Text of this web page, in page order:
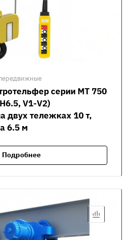
серии MT 750
V1-V2)
двух тележках 10 т,
6.5 м
Подробнее